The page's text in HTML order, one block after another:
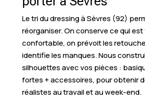
Le tri du dressing à Sèvres (92)
réorganiser. On conserve ce qui
confortable, on prévoit les
identifie les manques. Nous
silhouettes avec vos pièces :
fortes + accessoires, pour obtenir
réalistes au travail et au week-end.